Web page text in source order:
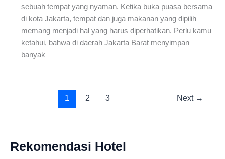
sebuah tempat yang nyaman. Ketika buka puasa bersama
di kota Jakarta, tempat dan juga makanan yang dipilih
memang menjadi hal yang harus diperhatikan. Perlu kamu
ketahui, bahwa di daerah Jakarta Barat menyimpan
banyak
1 2 3 Next →
Rekomendasi Hotel